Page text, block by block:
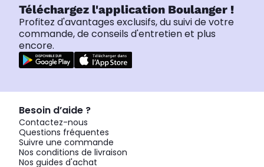
Téléchargez l'application Boulanger !
Profitez d'avantages exclusifs, du suivi de votre
commande, de conseils d'entretien et plus
encore.
Besoin d’aide ?
Contactez-nous
Questions fréquentes
Suivre une commande
Nos conditions de livraison
Nos guides d'achat